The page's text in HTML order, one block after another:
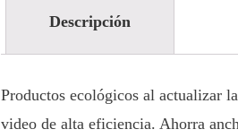
Descripción
Productos ecológicos al actualizar
video de alta eficiencia. Ahorra